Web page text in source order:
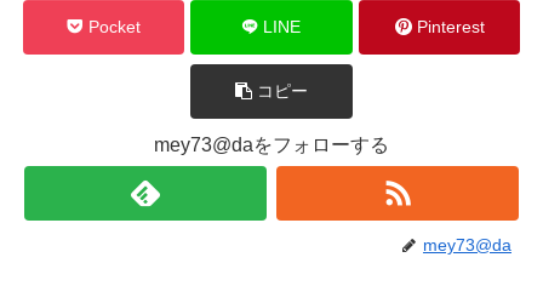
Pocket LINE Pinterest
コピー
mey73@daをフォローする
mey73@da